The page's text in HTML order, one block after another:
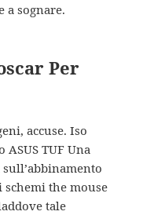
sognare.
Per
accuse. Iso
TUF Una
schemi the mouse
tale